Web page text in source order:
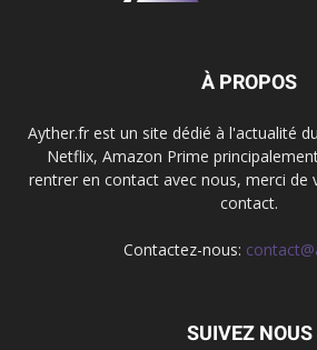
À PROPOS
Ayther.fr est un site dédié à l'actualité
Netflix, Amazon Prime
rentrer en contact avec nous, merci de
contact.
Contactez-nous:
SUIVEZ NOUS